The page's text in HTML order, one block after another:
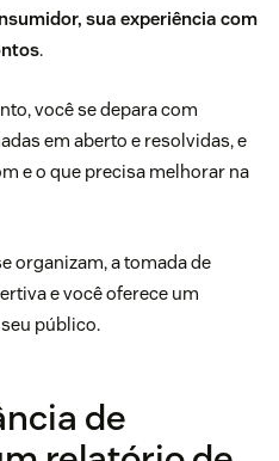
, sua experiência com
.
você se depara com
em aberto e resolvidas, e
e o que precisa melhorar na
organizam, a tomada de
e você oferece um
público.
de